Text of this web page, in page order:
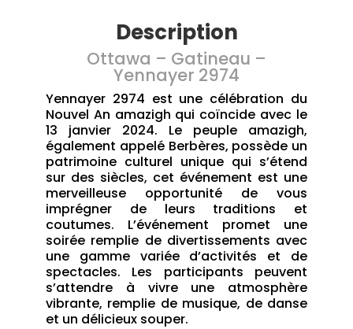
Description
Ottawa – Gatineau –
Yennayer 2974
Yennayer 2974 est une célébration du
Nouvel An amazigh qui coïncide avec le
13 janvier 2024. Le peuple amazigh,
également appelé Berbères, possède un
patrimoine culturel unique qui s’étend
sur des siècles, cet événement est une
merveilleuse opportunité de vous
imprégner de leurs traditions et
coutumes. L’événement promet une
soirée remplie de divertissements avec
une gamme variée d’activités et de
spectacles. Les participants peuvent
s’attendre à vivre une atmosphère
vibrante, remplie de musique, de danse
et un délicieux souper.